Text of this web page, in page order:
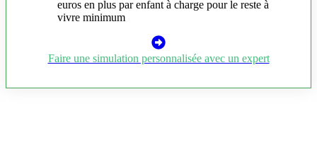
euros en plus par enfant à charge pour le reste à
vivre minimum
Faire une simulation personnalisée avec un expert